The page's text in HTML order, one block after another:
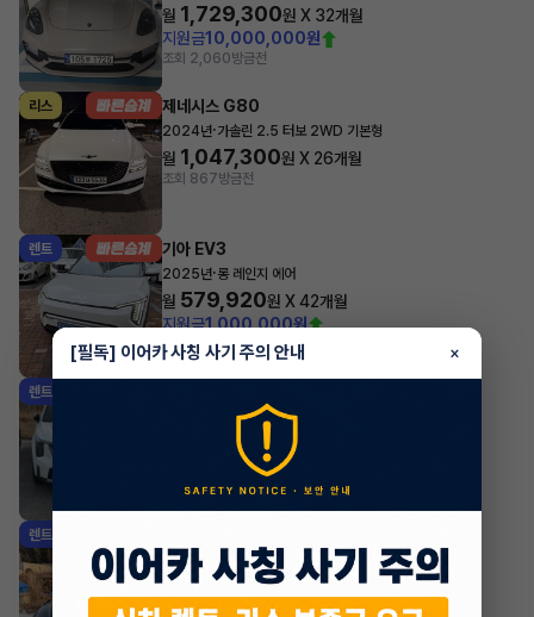
월 1,729,300원 X 32개월
지원금10,000,000원
조회 2,060방금전
리스 제네시스 G80
2024년·가솔린 2.5 터보 2WD 기본형
월 1,047,300원 X 26개월
조회 867방금전
렌트 기아 EV3
2025년·롱 레인지 에어
월 579,920원 X42개월
지원금1,000,000원
조회 7,252방금전
렌트
2.2 디젤 4WD 5인승 시그니처 그래비티
744,700원 X
1,000,000원
조회 1,176방금전
렌트
2024년 1.6 터보 하이브리드 2WD 프리미엄
월 547,580원 X 28개월
조회 2,083 방금전
[필독] 이어카 사칭 사기 주의 안내 ×